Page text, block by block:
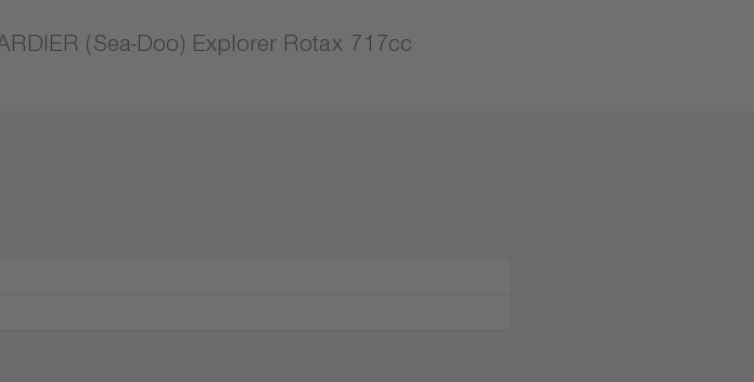
(Sea-Doo) Explorer Rotax 717cc